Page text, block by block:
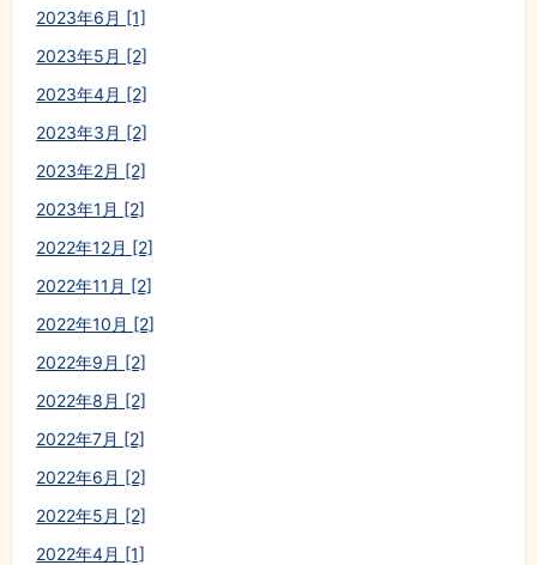
2023年6月 [1]
2023年5月 [2]
2023年4月 [2]
2023年3月 [2]
2023年2月 [2]
2023年1月 [2]
2022年12月 [2]
2022年11月 [2]
2022年10月 [2]
2022年9月 [2]
2022年8月 [2]
2022年7月 [2]
2022年6月 [2]
2022年5月 [2]
2022年4月 [1]